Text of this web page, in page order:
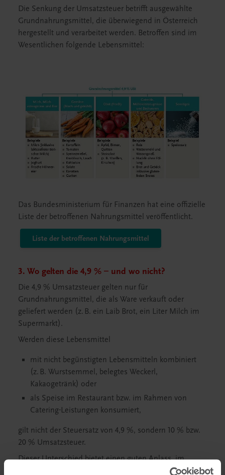
Die Senkung der Umsatzsteuer betrifft ausgewählte
Grundnahrungsmittel, die überwiegend in Österreich
hergestellt und verarbeitet werden. Betroffen sind im
Wesentlichen folgende Lebensmittel:
Das Bundesministerium für Finanzen hat eine offizielle
Liste der betroffenen Nahrungsmittel veröffentlicht.
Liste der betroffenen Nahrungsmittel
3. Wo gelten die 4,9 % – und wo nicht?
Die 4,9 % Umsatzsteuer gelten nur für
Grundnahrungsmittel, die als Ware verkauft oder
geliefert werden (z. B. ein Laib Brot, ein Liter Milch im
Supermarkt).
Werden diese Lebensmittel
mit nicht begünstigten Lebensmitteln kombiniert
(z. B. Wurstsemmel, belegtes Weckerl,
Kakaogetränk) oder
als Speise im Restaurant bzw. im Rahmen von
Catering-Leistungen konsumiert,
gilt nicht der Steuersatz von 4,9 %, sondern 10 % bzw.
20 % Umsatzsteuer.
Dieser Unterschied bietet einen guten Anlass, im
Unterricht zwischen Warenverkauf und Dienstleistung